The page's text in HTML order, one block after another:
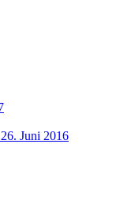
Juni 2016